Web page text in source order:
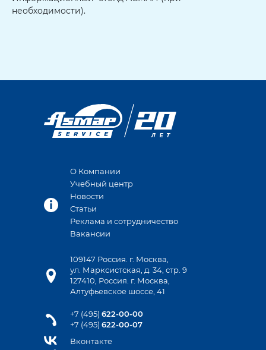
необходимости).
О Компании
Учебный центр
Новости
Статьи
Реклама и сотрудничество
Вакансии
109147 Россия. г. Москва,
ул. Марксистская, д. 34, стр. 9
127410, Россия. г. Москва,
Алтуфьевское шоссе, 41
+7 (495) 622-00-00
+7 (495) 622-00-07
Вконтакте